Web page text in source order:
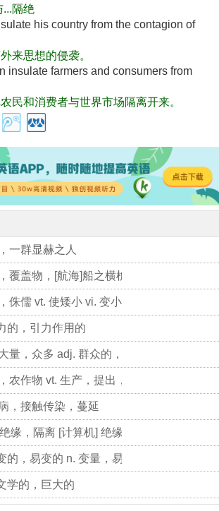
...隔绝
his country from the contagion of
来思想的侵袭。
insulate farmers and consumers from
民和消费者与世界市场隔离开来。
一群显赫之人
覆盖物，[航海]船之横桅索 v. 包以尸衣，
侏儒 vt. 使矮小 vi. 变小
的，引力作用的
量，众多 adj. 群众的，大规模的 v.
农作物 vt. 生产，提出，引起，分娩，制片
，接触传染，蔓延
缘，隔离 [计算机] 绝缘
的，易变的 n. 变量，易变的东西
学的，巨大的